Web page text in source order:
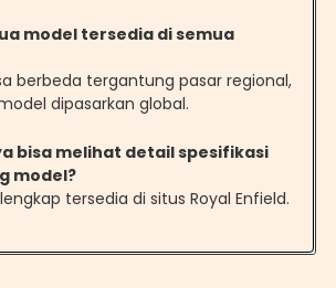
model tersedia di semua
berbeda tergantung pasar regional,
dipasarkan global.
bisa melihat detail spesifikasi
model?
tersedia di situs Royal Enfield.